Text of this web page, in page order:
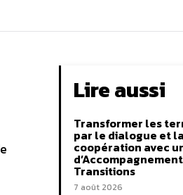
Lire aussi
Transformer les
par le dialogue et la
coopération avec
Transitions
7 août 2026